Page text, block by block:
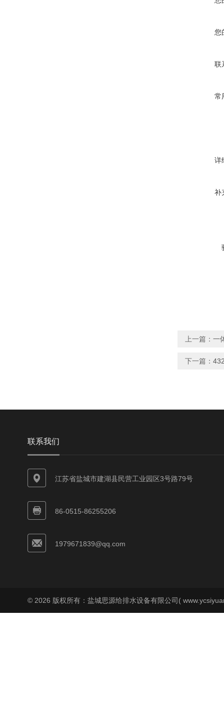
您
联
常
详
补
上一篇： 一
下一篇：
联系我们
江苏省盐城市建湖县民营工业园区3号路79号
86-0515-86255206
1979671839@qq.com
© 2026 版权所有：盐城思源给排水设备有限公司(